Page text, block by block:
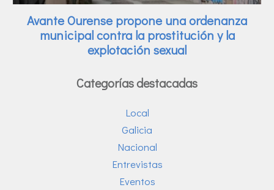
Categorías destacadas
Local
Galicia
Nacional
Entrevistas
Eventos